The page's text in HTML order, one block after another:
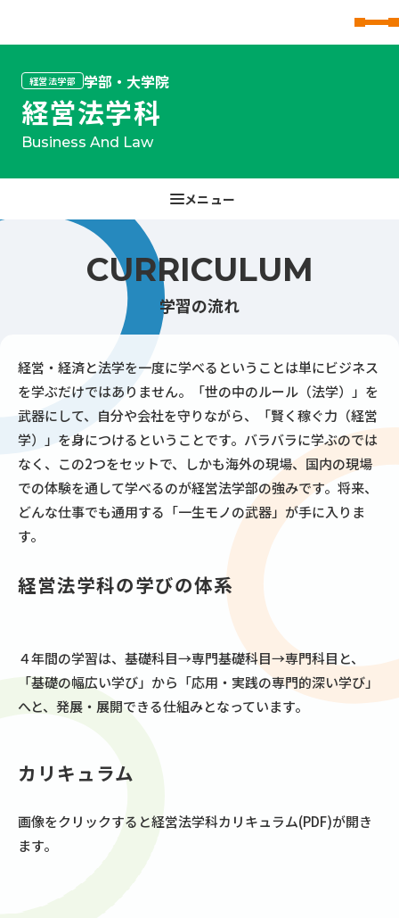
経営法学部 学部・大学院
経営法学科
Business And Law
学習の流れ
CURRICULUM
経営・経済と法学を一度に学べるということは単にビジネス
を学ぶだけではありません。「世の中のルール（法学）」を
武器にして、自分や会社を守りながら、「賢く稼ぐ力（経営
学）」を身につけるということです。バラバラに学ぶのでは
なく、この2つをセットで、しかも海外の現場、国内の現場
での体験を通して学べるのが経営法学部の強みです。将来、
どんな仕事でも通用する「一生モノの武器」が手に入りま
す。
経営法学科の学びの体系
４年間の学習は、基礎科目→専門基礎科目→専門科目と、
「基礎の幅広い学び」から「応用・実践の専門的深い学び」
へと、発展・展開できる仕組みとなっています。
カリキュラム
画像をクリックすると経営法学科カリキュラム(PDF)が開き
ます。